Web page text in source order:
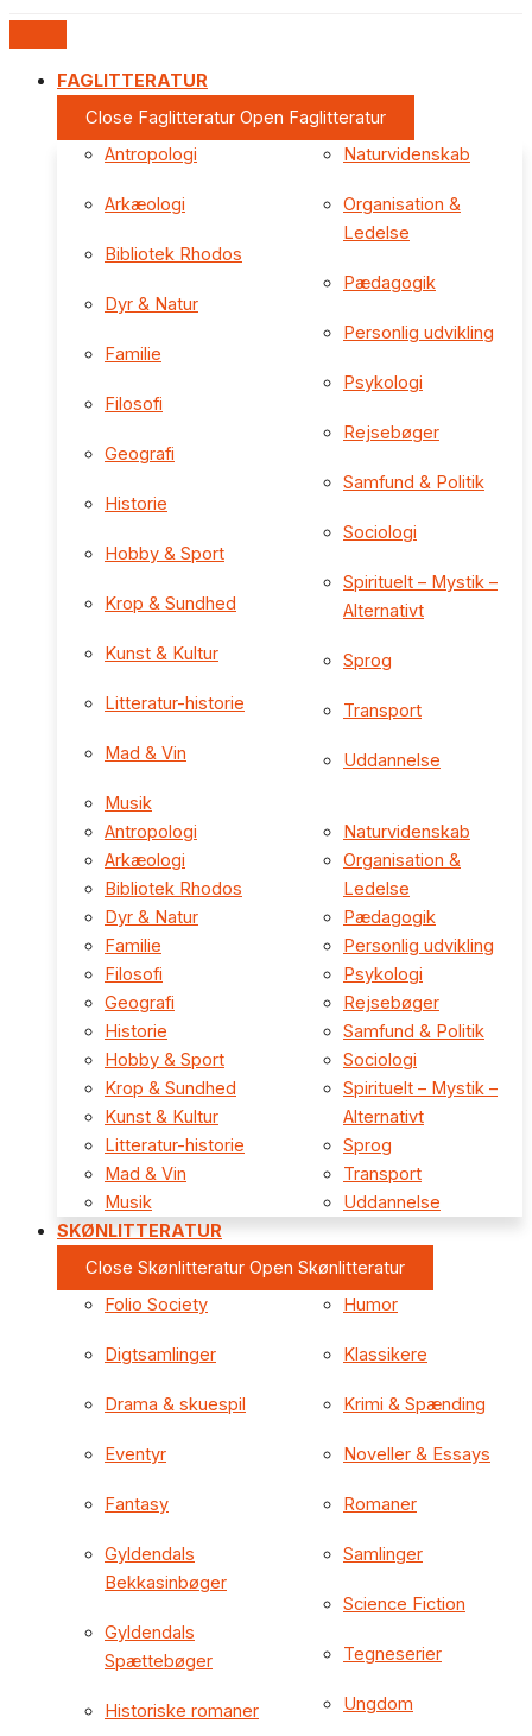
FAGLITTERATUR
Close Faglitteratur Open Faglitteratur
Antropologi
Arkæologi
Bibliotek Rhodos
Dyr & Natur
Familie
Filosofi
Geografi
Historie
Hobby & Sport
Krop & Sundhed
Kunst & Kultur
Litteratur-historie
Mad & Vin
Musik
Naturvidenskab
Organisation &
Ledelse
Pædagogik
Personlig udvikling
Psykologi
Rejsebøger
Samfund & Politik
Sociologi
Spirituelt – Mystik –
Alternativt
Sprog
Transport
Uddannelse
Antropologi
Arkæologi
Bibliotek Rhodos
Dyr & Natur
Familie
Filosofi
Geografi
Historie
Hobby & Sport
Krop & Sundhed
Kunst & Kultur
Litteratur-historie
Mad & Vin
Musik
Naturvidenskab
Organisation &
Ledelse
Pædagogik
Personlig udvikling
Psykologi
Rejsebøger
Samfund & Politik
Sociologi
Spirituelt – Mystik –
Alternativt
Sprog
Transport
Uddannelse
SKØNLITTERATUR
Close Skønlitteratur Open Skønlitteratur
Folio Society
Digtsamlinger
Drama & skuespil
Eventyr
Fantasy
Gyldendals
Bekkasinbøger
Gyldendals
Spættebøger
Historiske romaner
Humor
Klassikere
Krimi & Spænding
Noveller & Essays
Romaner
Samlinger
Science Fiction
Tegneserier
Ungdom